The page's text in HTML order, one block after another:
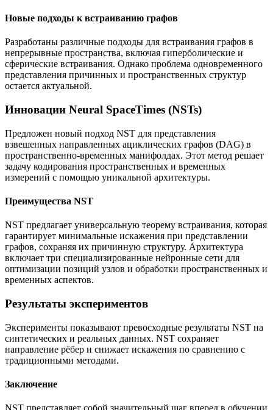
Новые подходы к встраиванию графов
Разработаны различные подходы для встраивания графов в
непрерывные пространства, включая гиперболические и
сферические встраивания. Однако проблема одновременного
представления причинных и пространственных структур
остается актуальной.
Инновации Neural SpaceTimes (NSTs)
Предложен новый подход NST для представления
взвешенных направленных ациклических графов (DAG) в
пространственно-временных манифолдах. Этот метод решает
задачу кодирования пространственных и временных
измерений с помощью уникальной архитектуры.
Преимущества NST
NST предлагает универсальную теорему встраивания, которая
гарантирует минимальные искажения при представлении
графов, сохраняя их причинную структуру. Архитектура
включает три специализированные нейронные сети для
оптимизации позиций узлов и обработки пространственных и
временных аспектов.
Результаты экспериментов
Эксперименты показывают превосходные результаты NST на
синтетических и реальных данных. NST сохраняет
направление рёбер и снижает искажения по сравнению с
традиционными методами.
Заключение